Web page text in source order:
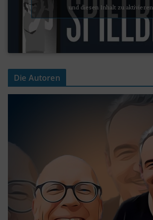
und diesen Inhalt zu aktivieren
Die Autoren